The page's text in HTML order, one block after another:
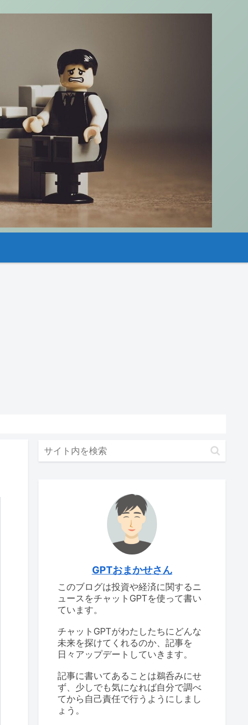
GPTおまかせさん
このブログは投資や経済に関するニ
ュースをチャットGPTを使って書い
ています。
チャットGPTがわたしたちにどんな
未来を探けてくれるのか、記事を
日々アップデートしていきます。
記事に書いてあることは鵜呑みにせ
ず、少しでも気になれば自分で調べ
てから自己責任で行うようにしまし
ょう。